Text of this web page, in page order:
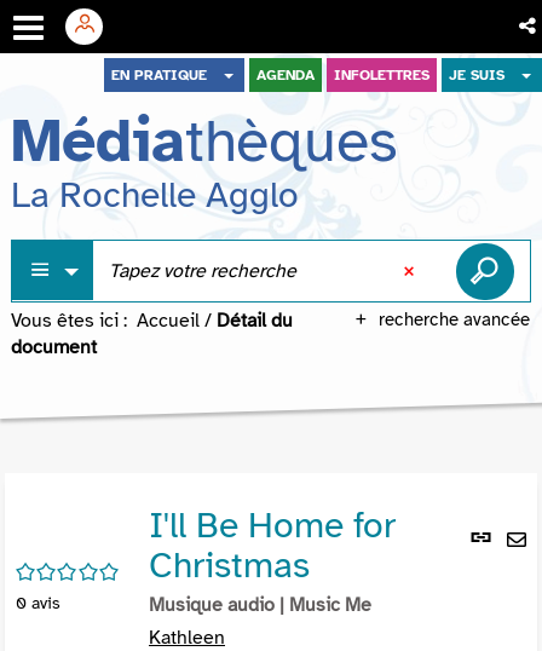
menu
contenu
recherche
EN PRATIQUE AGENDA INFOLETTRES JE SUIS
Médiathèques
La Rochelle Agglo
recherche avancée
Vous êtes ici : Accueil / Détail du
document
Lien
/5
0 avis
I'll Be Home for
Christmas
Musique audio | Music Me
Kathleen